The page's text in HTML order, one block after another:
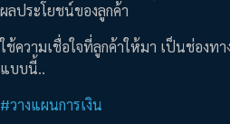
ผลประโยชน์ของลูกค้า
ใช้ความเชื่อใจที่ลูกค้าให้มา เป็นช่องท
แบบนี้..
#วางแผนการเงิน